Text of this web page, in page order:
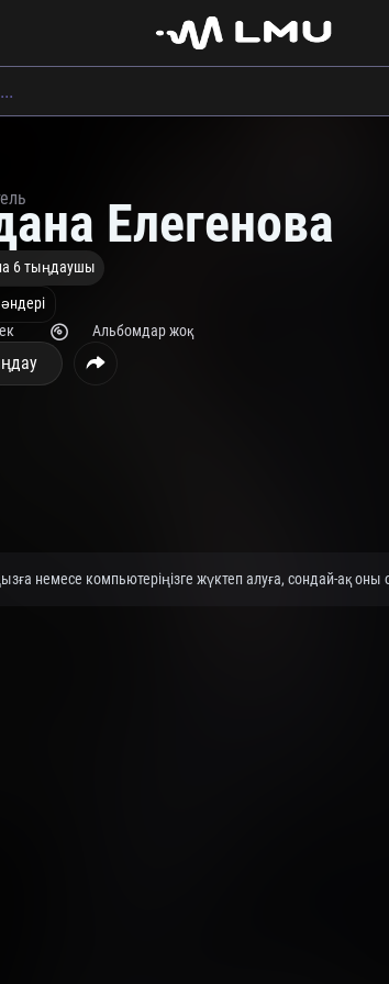
Елегенова
6 тыңдаушы
Альбомдар жоқ
немесе компьютеріңізге жүктеп алуға, сондай-ақ